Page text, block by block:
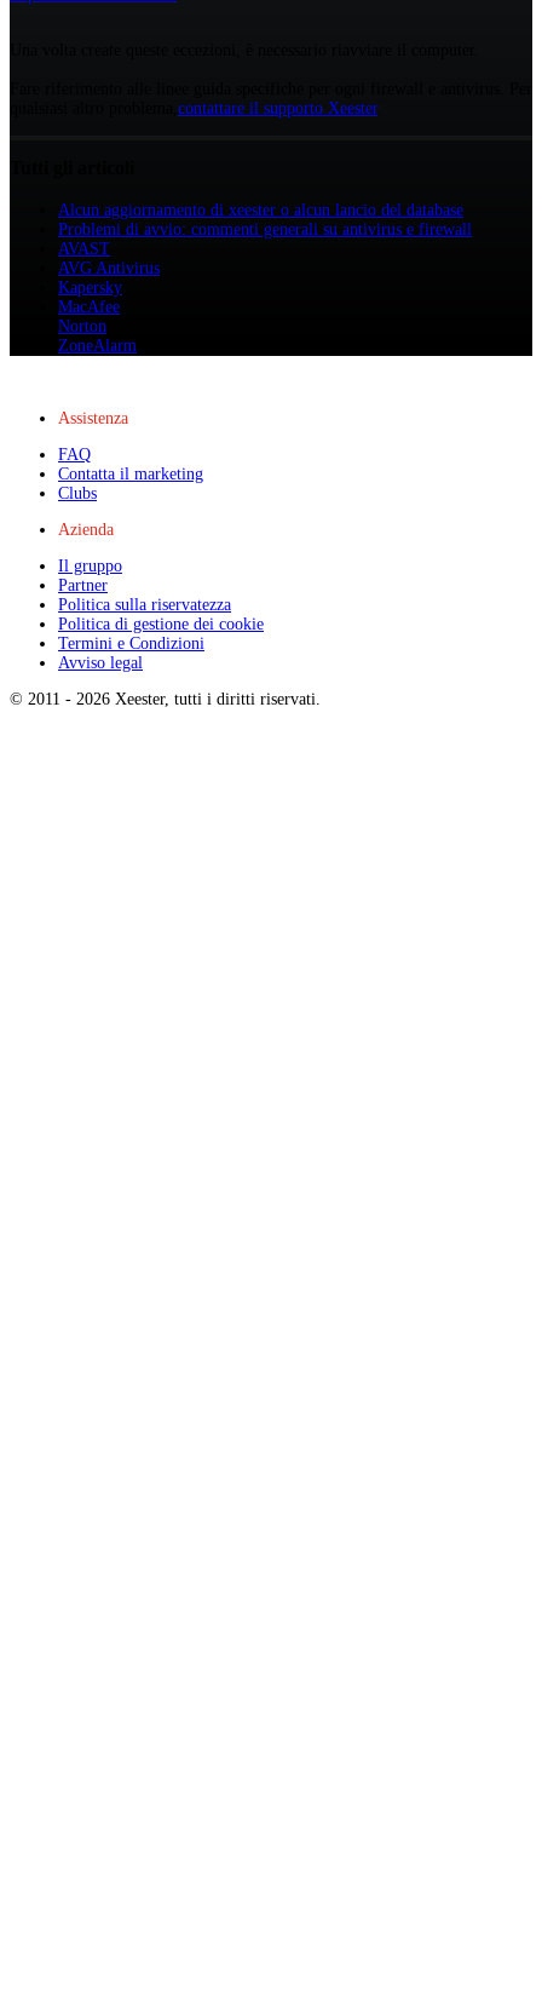
contattare il supporto Xeester.
Alcun aggiornamento di xeester o alcun lancio del database
Problemi di avvio: commenti generali su antivirus e firewall
AVAST
AVG Antivirus
Kapersky
MacAfee
Norton
ZoneAlarm
Assistenza
FAQ
Contatta il marketing
Clubs
Azienda
Il gruppo
Partner
Politica sulla riservatezza
Politica di gestione dei cookie
Termini e Condizioni
Avviso legal
© 2011 - 2026 Xeester, tutti i diritti riservati